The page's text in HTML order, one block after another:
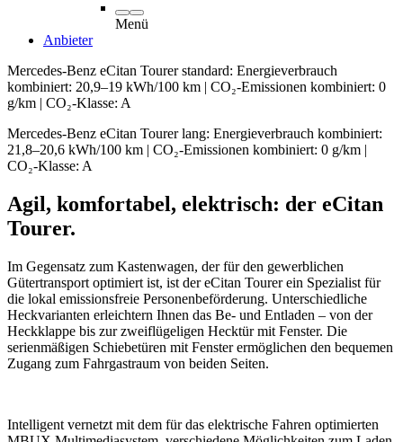
Menü
Anbieter
Mercedes-Benz eCitan Tourer standard: Energieverbrauch
kombiniert: 20,9‒19 kWh/100 km | CO₂-Emissionen kombiniert: 0
g/km | CO₂-Klasse: A
Mercedes-Benz eCitan Tourer lang: Energieverbrauch kombiniert:
21,8‒20,6 kWh/100 km | CO₂-Emissionen kombiniert: 0 g/km |
CO₂-Klasse: A
Agil, komfortabel, elektrisch: der eCitan
Tourer.
Im Gegensatz zum Kastenwagen, der für den gewerblichen
Gütertransport optimiert ist, ist der eCitan Tourer ein Spezialist für
die lokal emissionsfreie Personenbeförderung. Unterschiedliche
Heckvarianten erleichtern Ihnen das Be- und Entladen – von der
Heckklappe bis zur zweiflügeligen Hecktür mit Fenster. Die
serienmäßigen Schiebetüren mit Fenster ermöglichen den bequemen
Zugang zum Fahrgastraum von beiden Seiten.
Intelligent vernetzt mit dem für das elektrische Fahren optimierten